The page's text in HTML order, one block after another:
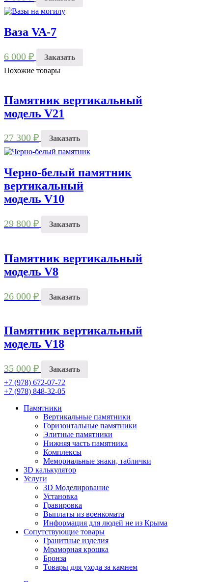
Ваза VA-7
6 000 ₽
Заказать
Похожие товары
Памятник вертикальный
модель V21
27 300 ₽ Заказать
Черно-белый памятник
вертикальный
модель V10
29 800 ₽ Заказать
Памятник вертикальный
модель V8
26 000 ₽ Заказать
Памятник вертикальный
модель V18
35 000 ₽
Заказать
+7 (978) 672-07-72
+7 (978) 848-32-05
Памятники
Вертикальные памятники
Горизонтальные памятники
Элитные памятники
Нижняя часть памятника
Комплексы
Мемориальные знаки, таблички
3D калькулятор
Услуги
3D Моделирование
Установка
Гравировка
Выплаты из военкомата
Информация для людей не из Крыма
Сопутствующие товары
Гранитные изделия
Мраморная крошка
Бронза
Товары для ухода за камнем